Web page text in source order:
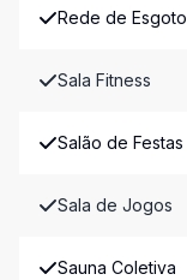
Rede de Esgoto
Sala Fitness
Salão de Festas
Sala de Jogos
Sauna Coletiva